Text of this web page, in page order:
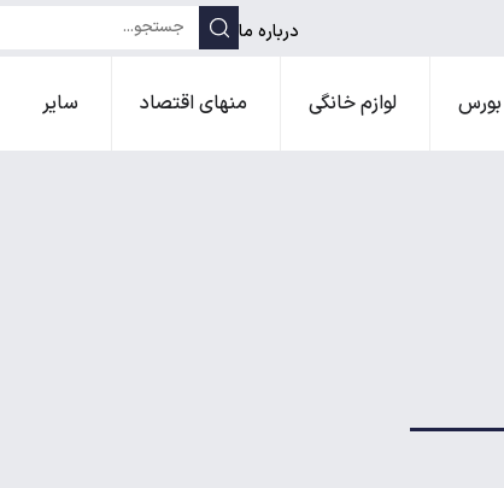
درباره ما
بورس لوازم خانگی منهای اقتصاد سایر